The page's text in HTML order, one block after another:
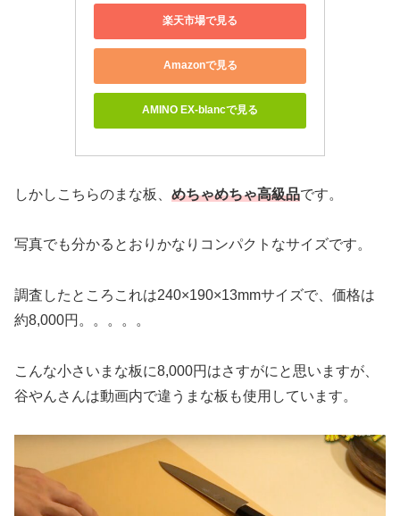
楽天市場で見る
Amazonで見る
AMINO EX-blancで見る
しかしこちらのまな板、 めちゃめちゃ高級品です。
写真でも分かるとおりかなりコンパクトなサイズです。
調査したところこれは240×190×13mmサイズで、価格は
約8,000円。。。。。
こんな小さいまな板に8,000円はさすがにと思いますが、
谷やんさんは動画内で違うまな板も使用しています。